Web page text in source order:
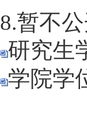
8.暂不
研究生
学院学